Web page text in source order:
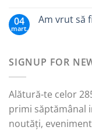
04
mart.
Am vrut să
SIGNUP FOR
Alătură-te celor
primi săptămânal
noutăți,